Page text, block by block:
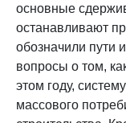
основные
останавливают
обозначили пути
вопросы о том,
этом году,
массового